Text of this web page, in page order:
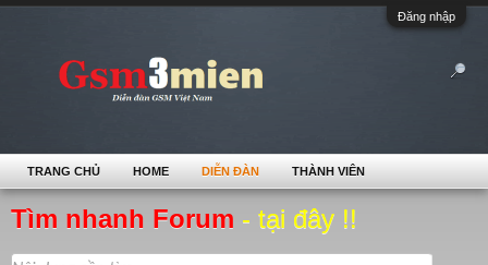
Đăng nhập
Tìm nhanh Forum - tại đây !!
TRANG CHỦ HOME DIỄN ĐÀN THÀNH VIÊN